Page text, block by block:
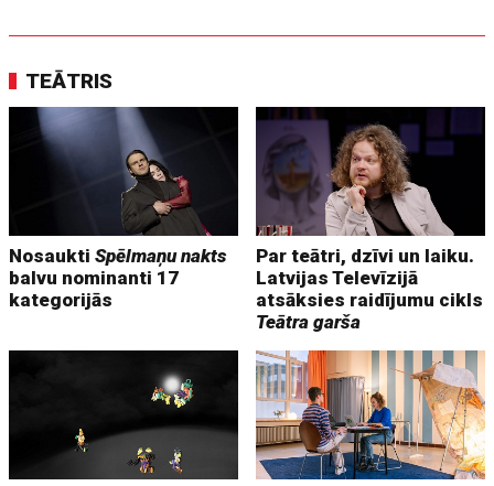
TEĀTRIS
NosauktiSpēlmaņu nakts
balvu nominanti 17
kategorijās
Par teātri, dzīvi un laiku.
Latvijas Televīzijā
atsāksies raidījumu cikls
Teātra garša